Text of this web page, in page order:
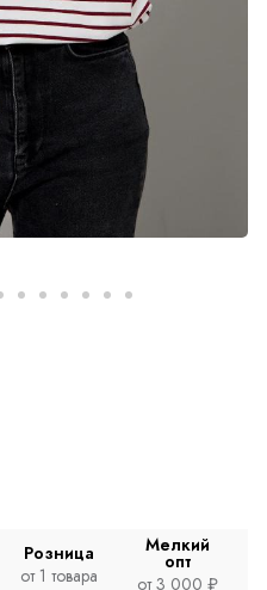
Розница
от 1 товара
Мелкий
опт
от 3 000 ₽